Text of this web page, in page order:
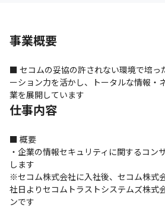
事業概要
■ セコムの妥協の許されない環境で培っ
ーション力を活かし、トータルな情報・
業を展開しています
仕事内容
■ 概要
・企業の情報セキュリティに関するコン
します
※セコム株式会社に入社後、セコム株式
社日よりセコムトラストシステムズ株式
ンです